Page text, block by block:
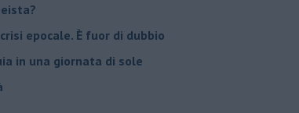
epocale. È fuor di dubbio
in una giornata di sole